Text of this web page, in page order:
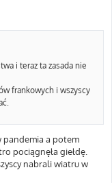
i teraz ta zasada nie
frankowych i wszyscy
pandemia a potem
pociągnęła giełdę.
nabrali wiatru w